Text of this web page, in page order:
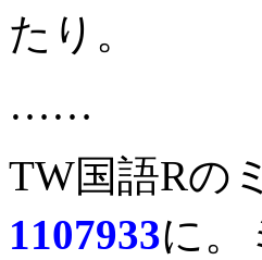
たり。
……
TW国語Rの
1107933に。